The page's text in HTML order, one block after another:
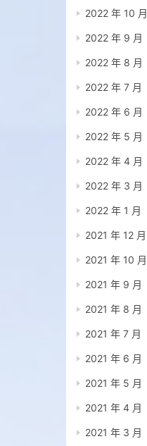
2022 年 10 月
2022 年 9 月
2022 年 8 月
2022 年 7 月
2022 年 6 月
2022 年 5 月
2022 年 4 月
2022 年 3 月
2022 年 1 月
2021 年 12 月
2021 年 10 月
2021 年 9 月
2021 年 8 月
2021 年 7 月
2021 年 6 月
2021 年 5 月
2021 年 4 月
2021 年 3 月